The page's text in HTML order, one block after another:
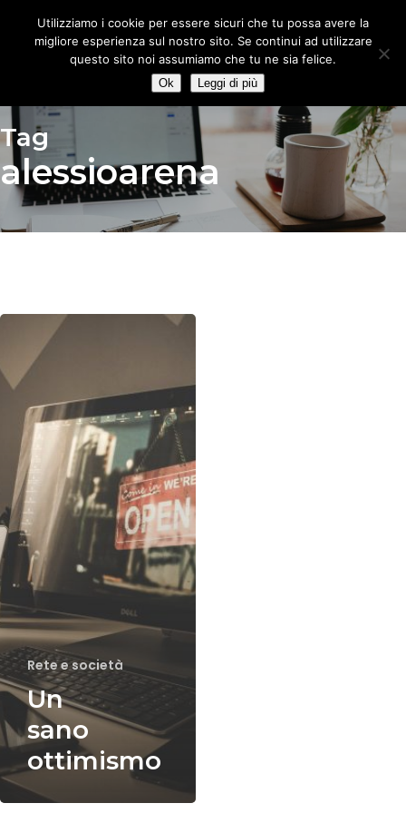
Tag
alessioarena
Un
sano
ottimismo
Rete e società
Un
sano
ottimismo
Utilizziamo i cookie per essere sicuri che tu possa avere la
migliore esperienza sul nostro sito. Se continui ad utilizzare
questo sito noi assumiamo che tu ne sia felice.
Ok Leggi di più